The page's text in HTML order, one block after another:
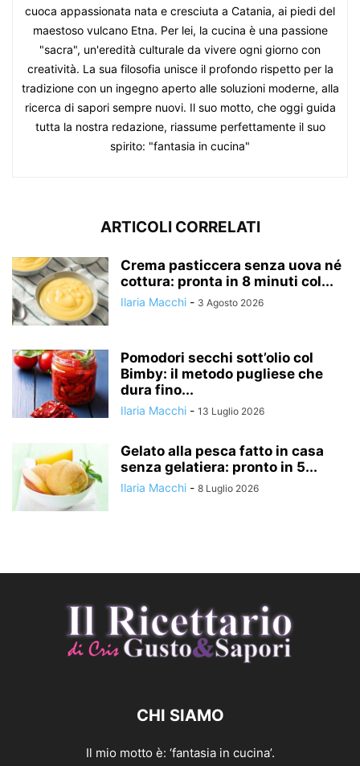
cuoca appassionata nata e cresciuta a Catania, ai piedi del
maestoso vulcano Etna. Per lei, la cucina è una passione
"sacra", un'eredità culturale da vivere ogni giorno con
creatività. La sua filosofia unisce il profondo rispetto per la
tradizione con un ingegno aperto alle soluzioni moderne, alla
ricerca di sapori sempre nuovi. Il suo motto, che oggi guida
tutta la nostra redazione, riassume perfettamente il suo
spirito: "fantasia in cucina"
ARTICOLI CORRELATI
Crema pasticcera senza uova né
cottura: pronta in 8 minuti col...
Ilaria Macchi - 3 Agosto 2026
Pomodori secchi sott’olio col
Bimby: il metodo pugliese che
dura fino...
Ilaria Macchi - 13 Luglio 2026
Gelato alla pesca fatto in casa
senza gelatiera: pronto in 5...
Ilaria Macchi - 8 Luglio 2026
CHI SIAMO
Il mio motto è: ‘fantasia in cucina’.